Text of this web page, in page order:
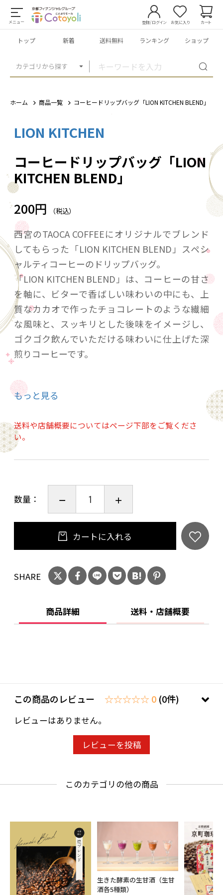
メニュー
カテゴリから探す
登録/ログイン お気に入り カート
トップ 新着 送料無料 ランキング ショップ
ホーム 商品一覧 コーヒードリップバッグ「LION KITCHEN BLEND」
LION KITCHEN
コーヒードリップバッグ「LION
KITCHEN BLEND」
200円 （税込）
西宮のTAOCA COFFEEにオリジナルでブレンド
してもらった「LION KITCHEN BLEND」スペシ
ャルティコーヒーのドリップバッグ。
「LION KITCHEN BLEND」は、コーヒーの甘さ
を軸に、ビターで香ばしい味わいの中にも、上
質なカカオで作ったチョコレートのような繊細
な風味と、スッキリとした後味をイメージし、
ゴクゴク飲んでいただける味わいに仕上げた深
煎りコーヒーです。
“スペシャルティコーヒー”とは
世界中のコーヒーの中でもっとも品質の高いコ
ーヒーです。生産者が見えるトレーサビリティ
と、世界基準の味覚検査で80点以上を獲得した
高品質なコーヒー。
他のコーヒーと違い、生産者に品質・労働に見
産現場をゆたかにし、美味しいコーヒーを持続
的に生産し続けるサスティナブルな仕組みを作
っていきます。
●原材料名：コーヒー豆（生豆生産国：ブラジ
ル、ボリビア、インドネシア）
もっと見る
送料や店舗概要についてはページ下部をご覧くださ
い。
数量：
カートに入れる
SHARE
商品詳細 送料・店舗概要
この商品のレビュー ☆☆☆☆☆ 0 (0件)
レビューはありません。
レビューを投稿
このカテゴリの他の商品
生きた酵素の生甘酒（生甘
酒各5種類）